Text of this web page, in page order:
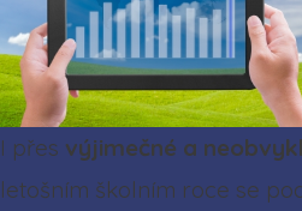
I přes výjimečné a
letošním školním roce se